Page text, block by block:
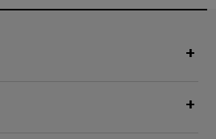
+
+